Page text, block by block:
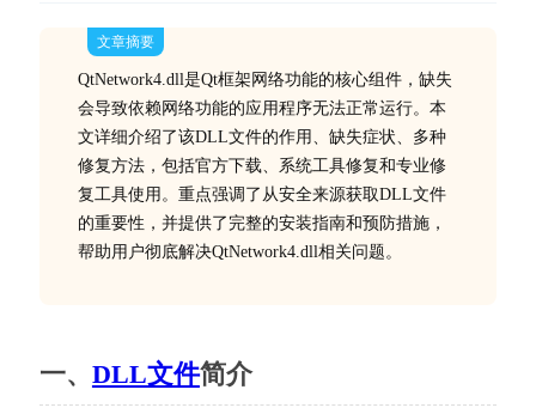
文章摘要
QtNetwork4.dll是Qt框架网络功能的核心组件，缺失
会导致依赖网络功能的应用程序无法正常运行。本
文详细介绍了该DLL文件的作用、缺失症状、多种
修复方法，包括官方下载、系统工具修复和专业修
复工具使用。重点强调了从安全来源获取DLL文件
的重要性，并提供了完整的安装指南和预防措施，
帮助用户彻底解决QtNetwork4.dll相关问题。
一、 DLL文件简介